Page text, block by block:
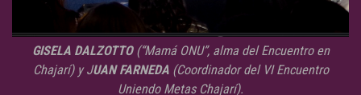
GISELA DALZOTTO(“Mamá ONU”, alma del Encuentro en
Chajarí) y JUAN FARNEDA(Coordinador del VI Encuentro
Uniendo Metas Chajarí).